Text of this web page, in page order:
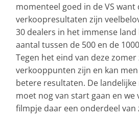
momenteel goed in de VS want
verkoopresultaten zijn
30 dealers in het immense land
aantal tussen de 500 en de
Tegen het eind van deze
verkooppunten zijn en kan
betere resultaten. De
moet nog van start gaan en
filmpje daar een onderdeel van